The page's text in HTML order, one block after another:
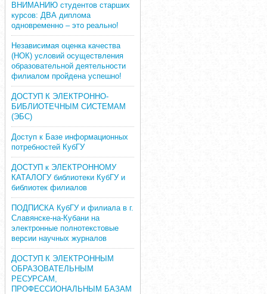
ВНИМАНИЮ студентов старших
курсов: ДВА диплома
одновременно – это реально!
Независимая оценка качества
(НОК) условий осуществления
образовательной деятельности
филиалом пройдена успешно!
ДОСТУП К ЭЛЕКТРОННО-
БИБЛИОТЕЧНЫМ СИСТЕМАМ
(ЭБС)
Доступ к Базе информационных
потребностей КубГУ
ДОСТУП к ЭЛЕКТРОННОМУ
КАТАЛОГУ библиотеки КубГУ и
библиотек филиалов
ПОДПИСКА КубГУ и филиала в г.
Славянске-на-Кубани на
электронные полнотекстовые
версии научных журналов
ДОСТУП К ЭЛЕКТРОННЫМ
ОБРАЗОВАТЕЛЬНЫМ
РЕСУРСАМ,
ПРОФЕССИОНАЛЬНЫМ БАЗАМ